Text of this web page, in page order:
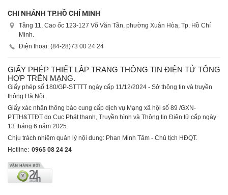
CHI NHÁNH TP.HỒ CHÍ MINH
Tầng 11, Cao ốc 123-127 Võ Văn Tần, phường Xuân Hòa, Tp. Hồ Chí
Minh.
Điện thoại: (84-28)73 00 24 24
GIẤY PHÉP THIẾT LẬP TRANG THÔNG TIN ĐIỆN TỬ TỔNG
HỢP TRÊN MẠNG.
Giấy phép số 180/GP-STTTT ngày cấp 11/12/2024 - Sở thông tin và truyền
thông Hà Nội.
Giấy xác nhận thông báo cung cấp dịch vụ Mạng xã hội số 89 /GXN-
PTTH&TTĐT do Cục Phát thanh, Truyền hình và Thông tin Điện tử cấp ngày
13 tháng 6 năm 2025.
Chịu trách nhiệm quản lý nội dung: Phan Minh Tâm - Chủ tịch HĐQT.
Hotline: 0965 08 24 24